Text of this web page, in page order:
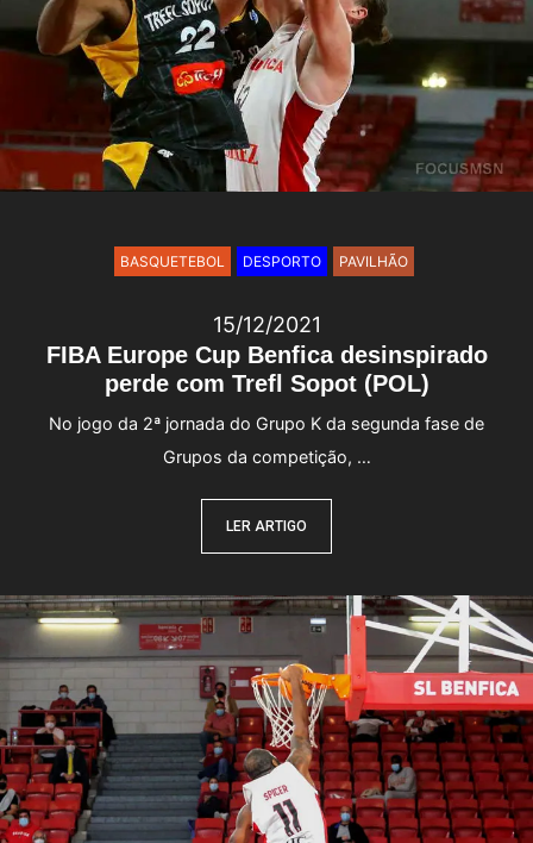
FIBA Europe Cup Benfica desinspirado
perde com Trefl Sopot (POL)
15/12/2021
No jogo da 2ª jornada do Grupo K da segunda fase de
Grupos da competição, …
LER ARTIGO
BASQUETEBOL DESPORTO PAVILHÃO